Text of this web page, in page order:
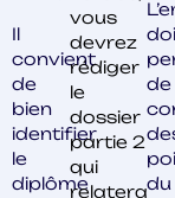
Il
convient
de
bien
identifier
le
diplôme
vous
devrez
rédiger
le
dossier
partie 2
qui
relatera
de
du